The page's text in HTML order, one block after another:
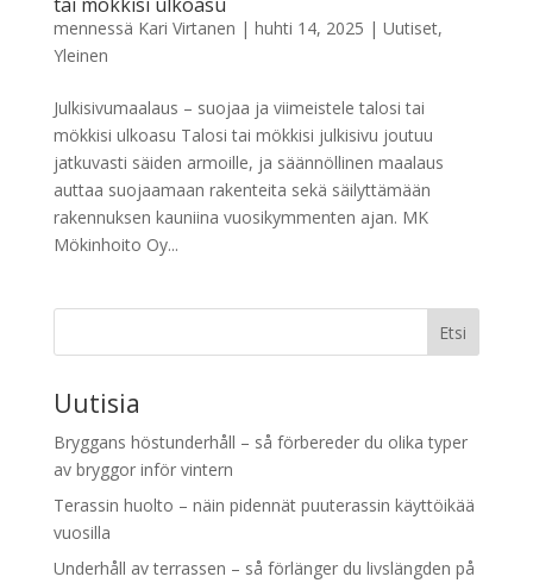
mennessä Kari Virtanen | huhti 14, 2025 | Uutiset,
Yleinen
Julkisivumaalaus – suojaa ja viimeistele talosi tai
mökkisi ulkoasu Talosi tai mökkisi julkisivu joutuu
jatkuvasti säiden armoille, ja säännöllinen maalaus
auttaa suojaamaan rakenteita sekä säilyttämään
rakennuksen kauniina vuosikymmenten ajan. MK
Mökinhoito Oy...
Etsi
Uutisia
Bryggans höstunderhåll – så förbereder du olika typer
av bryggor inför vintern
Terassin huolto – näin pidennät puuterassin käyttöikää
vuosilla
Underhåll av terrassen – så förlänger du livslängden på